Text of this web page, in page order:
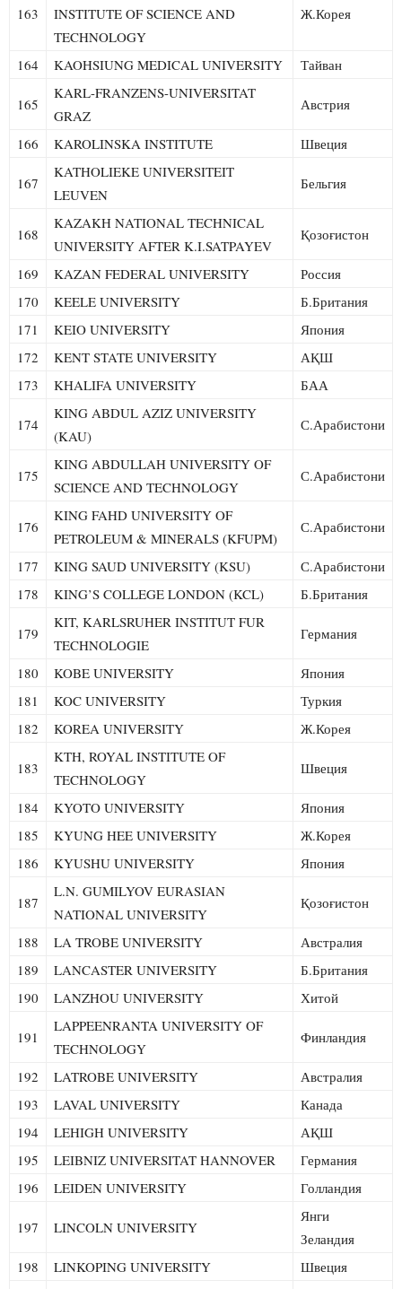
163
INSTITUTE OF SCIENCE AND
TECHNOLOGY
Ж.Корея
164 KAOHSIUNG MEDICAL UNIVERSITY Тайван
165
KARL-FRANZENS-UNIVERSITAT
GRAZ
Австрия
166 KAROLINSKA INSTITUTE Швеция
167
KATHOLIEKE UNIVERSITEIT
LEUVEN
Бельгия
168
KAZAKH NATIONAL TECHNICAL
UNIVERSITY AFTER K.I.SATPAYEV
Қозоғистон
169 KAZAN FEDERAL UNIVERSITY
Россия
170
KEELE UNIVERSITY
Б.Британия
171
KEIO UNIVERSITY
Япония
172
KENT STATE UNIVERSITY
АҚШ
173
KHALIFA UNIVERSITY БАА
174
KING ABDUL AZIZ UNIVERSITY
(KAU)
С.Арабистони
175
KING ABDULLAH UNIVERSITY OF
SCIENCE AND TECHNOLOGY
С.Арабистони
176
KING FAHD UNIVERSITY OF
PETROLEUM & MINERALS (KFUPM)
С.Арабистони
177 KING SAUD UNIVERSITY (KSU)
С.Арабистони
178
KING’S COLLEGE LONDON (KCL) Б.Британия
179
KIT, KARLSRUHER INSTITUT FUR
TECHNOLOGIE
Германия
180 KOBE UNIVERSITY
Япония
181
KOC UNIVERSITY
Туркия
182
KOREA UNIVERSITY Ж.Корея
183
KTH, ROYAL INSTITUTE OF
TECHNOLOGY
Швеция
184 KYOTO UNIVERSITY
Япония
185
KYUNG HEE UNIVERSITY
Ж.Корея
186
KYUSHU UNIVERSITY Япония
187
L.N. GUMILYOV EURASIAN
NATIONAL UNIVERSITY
Қозоғистон
188 LA TROBE UNIVERSITY
Австралия
189
LANCASTER UNIVERSITY
Б.Британия
190
LANZHOU UNIVERSITY Хитой
191
LAPPEENRANTA UNIVERSITY OF
TECHNOLOGY
Финландия
192 LATROBE UNIVERSITY
Австралия
193
LAVAL UNIVERSITY
Канада
194
LEHIGH UNIVERSITY
АҚШ
195
LEIBNIZ UNIVERSITAT HANNOVER
Германия
196
LEIDEN UNIVERSITY Голландия
197 LINCOLN UNIVERSITY
Янги
Зеландия
198
LINKOPING UNIVERSITY
Швеция